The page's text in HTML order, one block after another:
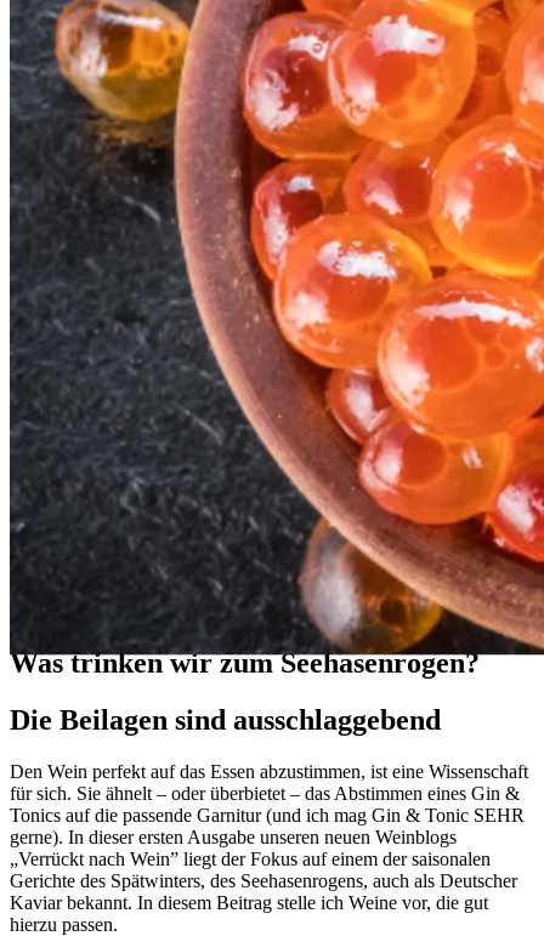
Mehr über Wein lernen
Was trinken wir zum Seehasenrogen?
Die Beilagen sind ausschlaggebend
Den Wein perfekt auf das Essen abzustimmen, ist eine Wissenschaft
für sich. Sie ähnelt – oder überbietet – das Abstimmen eines Gin &
Tonics auf die passende Garnitur (und ich mag Gin & Tonic SEHR
gerne). In dieser ersten Ausgabe unseren neuen Weinblogs
„Verrückt nach Wein” liegt der Fokus auf einem der saisonalen
Gerichte des Spätwinters, des Seehasenrogens, auch als Deutscher
Kaviar bekannt. In diesem Beitrag stelle ich Weine vor, die gut
hierzu passen.